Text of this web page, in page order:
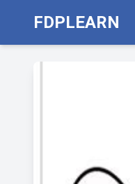
FDPLEARN